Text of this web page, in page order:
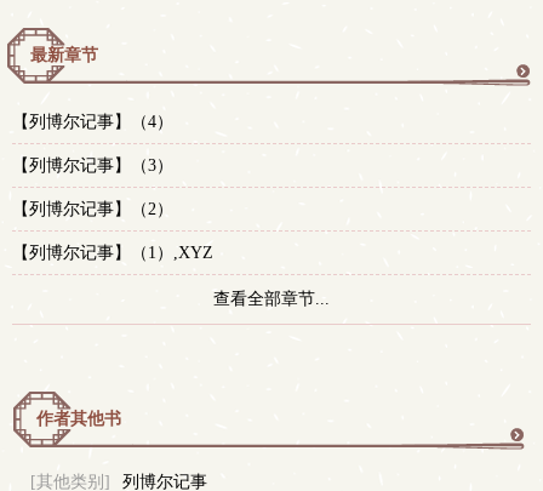
最新章节
【列博尔记事】（4）
【列博尔记事】（3）
【列博尔记事】（2）
【列博尔记事】（1）,XYZ
查看全部章节...
作者其他书
[其他类别]
列博尔记事